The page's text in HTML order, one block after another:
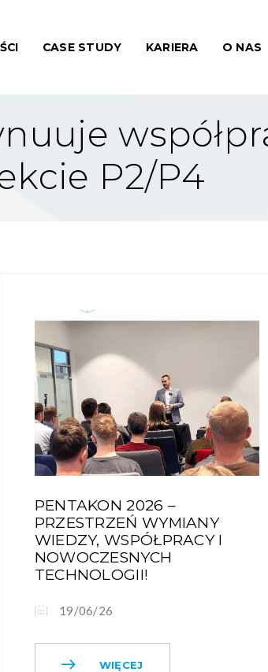
CASE STUDY KARIERA O NAS
P2/P4
PENTAKON 2026 –
PRZESTRZEŃ WYMIANY
WIEDZY, WSPÓŁPRACY I
NOWOCZESNYCH
TECHNOLOGII!
19/06/26
WIĘCEJ